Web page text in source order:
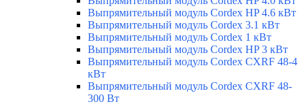
Выпрямительный модуль Cordex HP 4.6 кВт
Выпрямительный модуль Cordex 3.1 кВт
Выпрямительный модуль Cordex 1 кВт
Выпрямительный модуль Cordex HP 3 кВт
Выпрямительный модуль Cordex CXRF 48-4
кВт
Выпрямительный модуль Cordex CXRF 48-
300 Вт